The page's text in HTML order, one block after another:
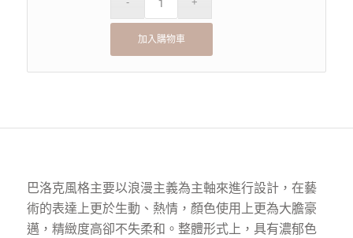
加入購物車
巴洛克風格主要以浪漫主義為主軸來進行設計，在藝
術的表達上更於生動、熱情，顏色使用上更為大膽豪
邁，精緻度高卻不失柔和。整體形式上，具有濃郁色